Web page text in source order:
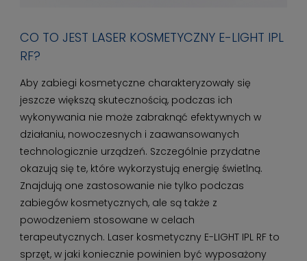
CO TO JEST LASER KOSMETYCZNY E-LIGHT IPL
RF?
Aby zabiegi kosmetyczne charakteryzowały się
jeszcze większą skutecznością, podczas ich
wykonywania nie może zabraknąć efektywnych w
działaniu, nowoczesnych i zaawansowanych
technologicznie urządzeń. Szczególnie przydatne
okazują się te, które wykorzystują energię świetlną.
Znajdują one zastosowanie nie tylko podczas
zabiegów kosmetycznych, ale są także z
powodzeniem stosowane w celach
terapeutycznych. Laser kosmetyczny E-LIGHT IPL RF to
sprzęt, w jaki koniecznie powinien być wyposażony